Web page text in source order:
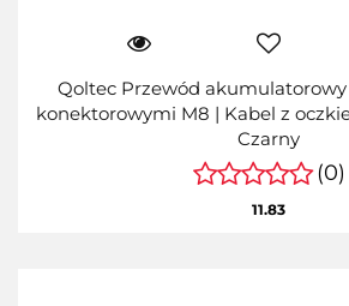
Qoltec Przewód
konektorowymi M8 | Kabel z
Czarny
(0)
11.83